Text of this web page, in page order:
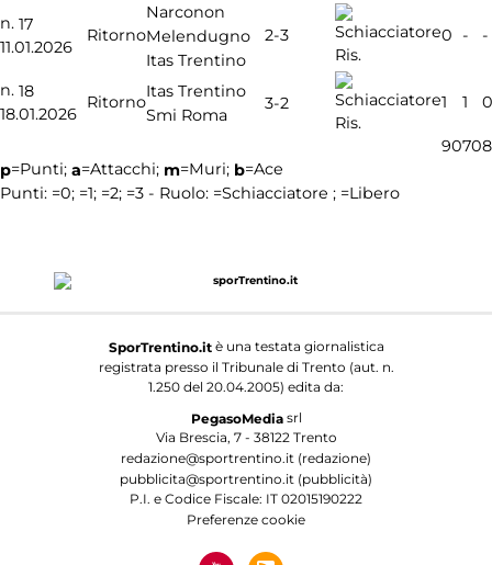
n. 17
11.01.2026
Ritorno
Narconon
Melendugno
Itas Trentino
2-3
Ris.
0 - -
n. 18
18.01.2026
Ritorno
Itas Trentino
Smi Roma
3-2
Ris.
1 1 0
90708
p=Punti; a=Attacchi; m=Muri; b=Ace
Punti: =0; =1; =2; =3 - Ruolo: =Schiacciatore ; =Libero
SporTrentino.itè una testata giornalistica
registrata presso il Tribunale di Trento (aut. n.
1.250 del 20.04.2005) edita da:
PegasoMediasrl
Via Brescia, 7 - 38122 Trento
redazione@sportrentino.it (redazione)
pubblicita@sportrentino.it (pubblicità)
P.I. e Codice Fiscale: IT 02015190222
Preferenze cookie